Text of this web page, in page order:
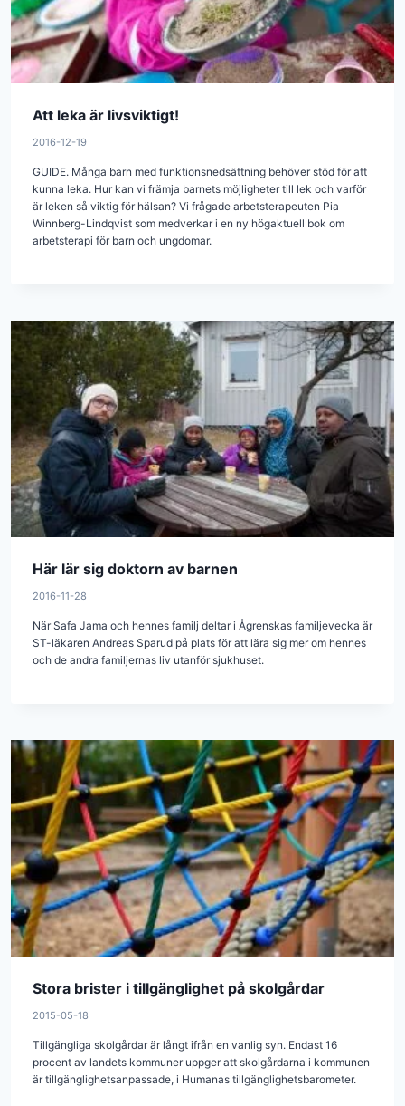
Att leka är livsviktigt!
2016-12-19
GUIDE. Många barn med funktionsnedsättning behöver stöd för att
kunna leka. Hur kan vi främja barnets möjligheter till lek och varför
är leken så viktig för hälsan? Vi frågade arbetsterapeuten Pia
Winnberg-Lindqvist som med­verkar i en ny högaktuell bok om
arbetsterapi för barn och ungdomar.
Här lär sig doktorn av barnen
2016-11-28
När Safa Jama och hennes familj deltar i Ågrenskas familjevecka är
ST-läkaren Andreas Sparud på plats för att lära sig mer om hennes
och de andra familjernas liv utanför sjukhuset.
Stora brister i tillgänglighet på skolgårdar
2015-05-18
Tillgängliga skolgårdar är långt ifrån en vanlig syn. Endast 16
procent av landets kommuner uppger att skolgårdarna i kommunen
är tillgänglighetsanpassade, i Humanas tillgänglighetsbarometer.